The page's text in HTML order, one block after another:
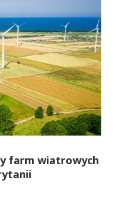
farm wiatrowych